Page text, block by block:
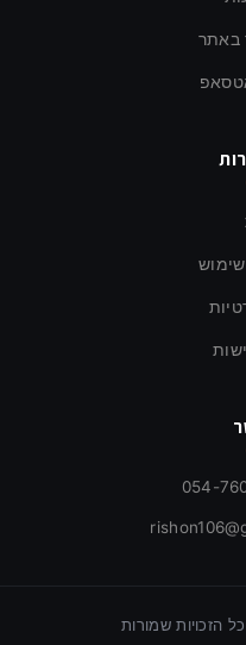
באתר
שימוש
054-
הזכויות שמורות